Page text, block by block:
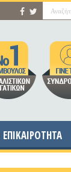
ΕΠΙΚΑΙΡΟΤΗΤΑ